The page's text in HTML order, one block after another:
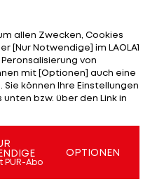
GETTY
in Livigno
Gold-Coup von
Gold im PGS.
allen Zwecken, Cookies
[Nur Notwendige] im LAOLA1
von
mit [Optionen] auch eine
können Ihre Einstellungen
bzw. über den Link in
PUR-Abo
OPTIONEN